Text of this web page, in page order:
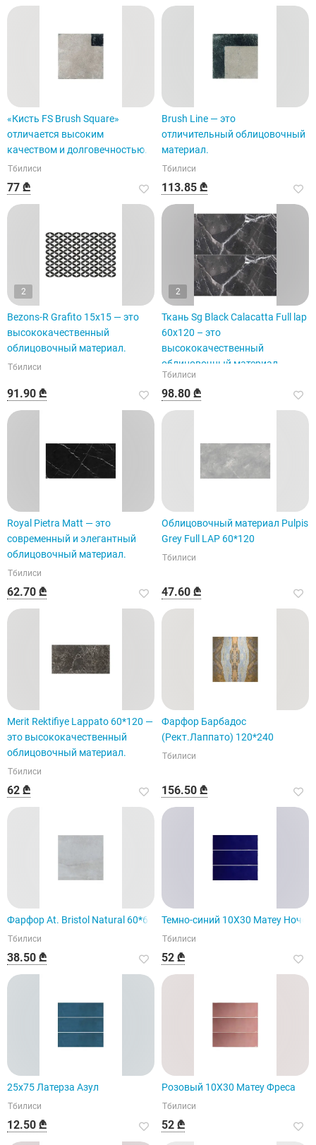
«Кисть FS Brush Square»
отличается высоким
качеством и долговечностью.
Тбилиси
77 ₾
Brush Line — это
отличительный облицовочный
материал.
Тбилиси
113.85 ₾
2
Bezons-R Grafito 15x15 — это
высококачественный
облицовочный материал.
Тбилиси
91.90 ₾
2
Ткань Sg Black Calacatta Full lap
60x120 – это
высококачественный
облицовочный материал.
Тбилиси
98.80 ₾
Royal Pietra Matt — это
современный и элегантный
облицовочный материал.
Тбилиси
62.70 ₾
Облицовочный материал Pulpis
Grey Full LAP 60*120
Тбилиси
47.60 ₾
Merit Rektifiye Lappato 60*120 —
это высококачественный
облицовочный материал.
Тбилиси
62 ₾
Фарфор Барбадос
(Рект.Лаппато) 120*240
Тбилиси
156.50 ₾
Фарфор At. Bristol Natural 60*60
Тбилиси
38.50 ₾
Темно-синий 10X30 Матеу Ноче
Тбилиси
52 ₾
25x75 Латерза Азул
Тбилиси
12.50 ₾
Розовый 10X30 Матеу Фреса
Тбилиси
52 ₾